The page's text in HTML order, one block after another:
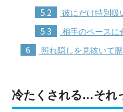
5.2 彼にだけ特別扱
5.3 相手のペースに
6 照れ隠しを見抜いて
冷たくされる…それ